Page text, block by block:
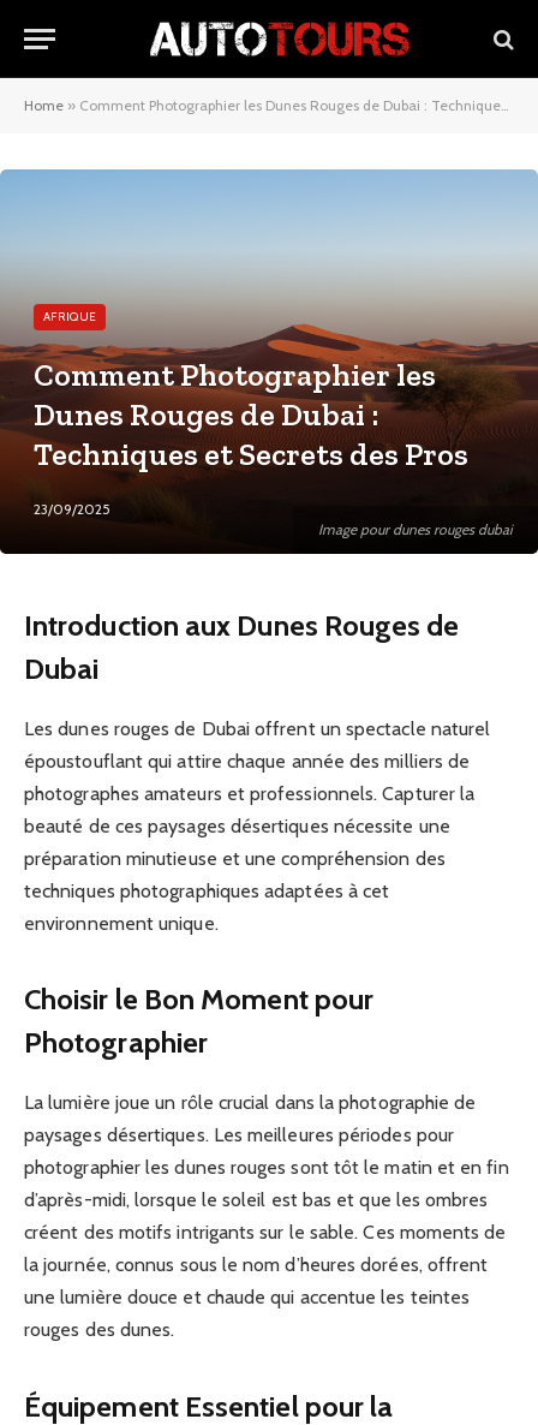
Home » Comment Photographier les Dunes Rouges de Dubai : Techniques et Secrets des Pros
Image pour dunes rouges dubai
AFRIQUE
Comment Photographier les
Dunes Rouges de Dubai :
Techniques et Secrets des Pros
23/09/2025
Introduction aux Dunes Rouges de
Dubai
Les dunes rouges de Dubai offrent un spectacle naturel
époustouflant qui attire chaque année des milliers de
photographes amateurs et professionnels. Capturer la
beauté de ces paysages désertiques nécessite une
préparation minutieuse et une compréhension des
techniques photographiques adaptées à cet
environnement unique.
Choisir le Bon Moment pour
Photographier
La lumière joue un rôle crucial dans la photographie de
paysages désertiques. Les meilleures périodes pour
photographier les dunes rouges sont tôt le matin et en fin
d’après-midi, lorsque le soleil est bas et que les ombres
créent des motifs intrigants sur le sable. Ces moments de
la journée, connus sous le nom d’heures dorées, offrent
une lumière douce et chaude qui accentue les teintes
rouges des dunes.
Équipement Essentiel pour la